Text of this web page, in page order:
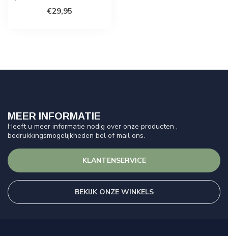
€29,95
MEER INFORMATIE
Heeft u meer informatie nodig over onze producten ,
bedrukkingsmogelijkheden bel of mail ons.
KLANTENSERVICE
BEKIJK ONZE WINKELS